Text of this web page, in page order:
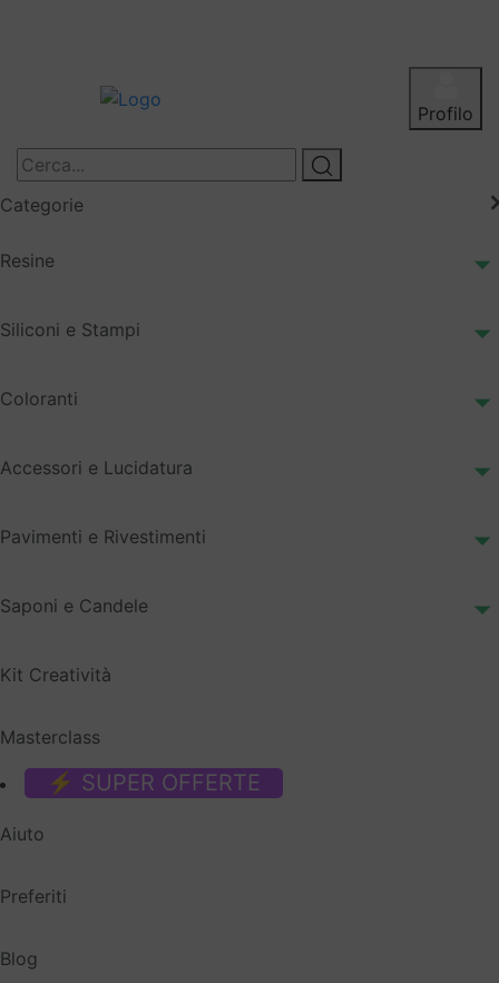
Profilo
Categorie
Resine
Siliconi e Stampi
Coloranti
Accessori e Lucidatura
Pavimenti e Rivestimenti
Saponi e Candele
Kit Creatività
Masterclass
⚡ SUPER OFFERTE
Aiuto
Preferiti
Blog